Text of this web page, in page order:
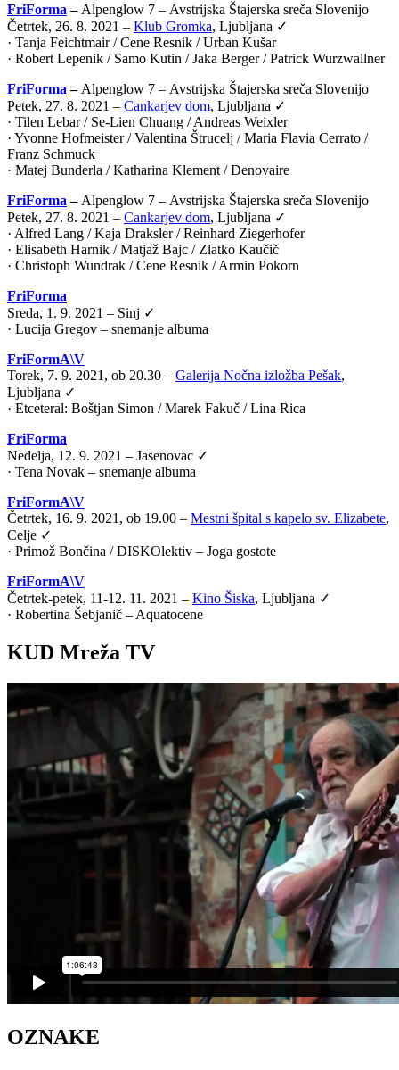
FriForma – Alpenglow 7 – Avstrijska Štajerska sreča Slovenijo
Četrtek, 26. 8. 2021 – Klub Gromka, Ljubljana ✓
· Tanja Feichtmair / Cene Resnik / Urban Kušar
· Robert Lepenik / Samo Kutin / Jaka Berger / Patrick Wurzwallner
FriForma – Alpenglow 7 – Avstrijska Štajerska sreča Slovenijo
Petek, 27. 8. 2021 – Cankarjev dom, Ljubljana ✓
· Tilen Lebar / Se-Lien Chuang / Andreas Weixler
· Yvonne Hofmeister / Valentina Štrucelj / Maria Flavia Cerrato /
Franz Schmuck
· Matej Bunderla / Katharina Klement / Denovaire
FriForma – Alpenglow 7 – Avstrijska Štajerska sreča Slovenijo
Petek, 27. 8. 2021 – Cankarjev dom, Ljubljana ✓
· Alfred Lang / Kaja Draksler / Reinhard Ziegerhofer
· Elisabeth Harnik / Matjaž Bajc / Zlatko Kaučič
· Christoph Wundrak / Cene Resnik / Armin Pokorn
FriForma
Sreda, 1. 9. 2021 – Sinj ✓
· Lucija Gregov – snemanje albuma
FriFormA\V
Torek, 7. 9. 2021, ob 20.30 – Galerija Nočna izložba Pešak,
Ljubljana ✓
· Etceteral: Boštjan Simon / Marek Fakuč / Lina Rica
FriForma
Nedelja, 12. 9. 2021 – Jasenovac ✓
· Tena Novak – snemanje albuma
FriFormA\V
Četrtek, 16. 9. 2021, ob 19.00 – Mestni špital s kapelo sv. Elizabete,
Celje ✓
· Primož Bončina / DISKOlektiv – Joga gostote
FriFormA\V
Četrtek-petek, 11-12. 11. 2021 – Kino Šiska, Ljubljana ✓
· Robertina Šebjanič – Aquatocene
KUD Mreža TV
OZNAKE